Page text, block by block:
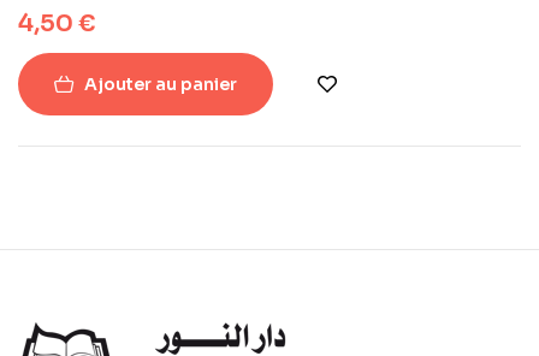
4,50 €
Ajouter au panier